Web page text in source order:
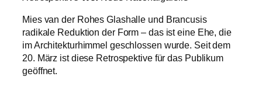
Mies van der Rohes Glashalle und Brancusis
radikale Reduktion der Form – das ist eine Ehe, die
im Architekturhimmel geschlossen wurde. Seit dem
20. März ist diese Retrospektive für das Publikum
geöffnet.